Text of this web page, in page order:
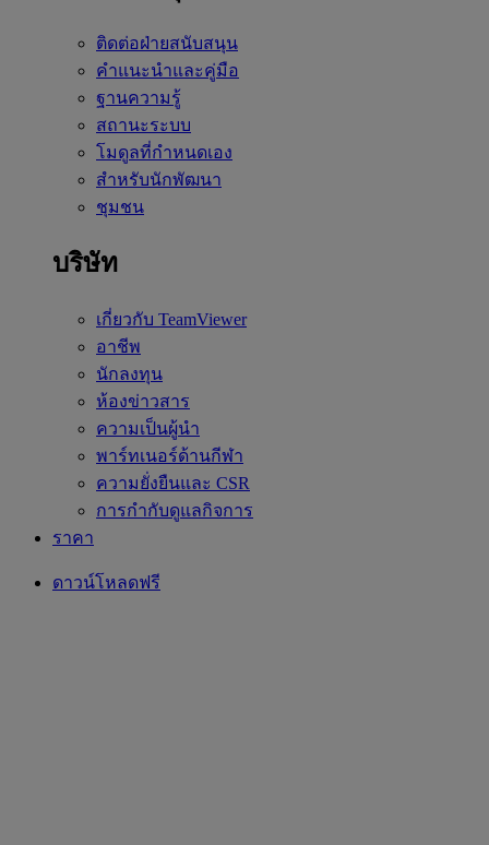
ติดต่อฝ่ายสนับสนุน
คำแนะนำและคู่มือ
ฐานความรู้
สถานะระบบ
โมดูลที่กำหนดเอง
สำหรับนักพัฒนา
ชุมชน
บริษัท
เกี่ยวกับ TeamViewer
อาชีพ
นักลงทุน
ห้องข่าวสาร
ความเป็นผู้นำ
พาร์ทเนอร์ด้านกีฬา
ความยั่งยืนและ CSR
การกำกับดูแลกิจการ
ราคา
ดาวน์โหลดฟรี